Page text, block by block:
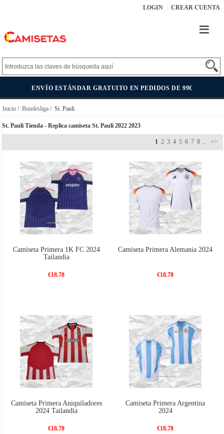
LOGIN CREAR CUENTA
ENVÍO ESTÁNDAR GRATUITO EN PEDIDOS DE 99€
Inicio / Bundesliga / St. Pauli
St. Pauli Tienda - Replica camiseta St. Pauli 2022 2023
1 2 3 4 5 6 7 8 ... >>
Camiseta Primera 1K FC 2024
Tailandia
€18.78
Camiseta Primera Alemania 2024
€18.78
Camiseta Primera Aniquiladores
2024 Tailandia
€18.78
Camiseta Primera Argentina
2024
€18.78